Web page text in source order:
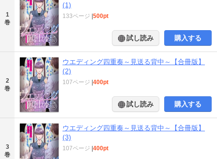
1
巻
(1)
133ページ |500pt
試し読み 購入する
2
巻
ウエディング四重奏～見送る背中～【合冊版】
(2)
107ページ |400pt
試し読み 購入する
3
巻
ウエディング四重奏～見送る背中～【合冊版】
(3)
107ページ |400pt